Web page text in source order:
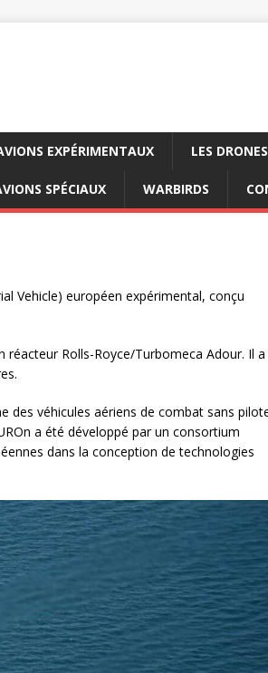
EXPÉRIMENTAUX LES DRONES
SPÉCIAUX WARBIRDS
Vehicle) européen expérimental, conçu
réacteur Rolls-Royce/Turbomeca Adour. Il a
des véhicules aériens de combat sans
a été développé par un consortium
dans la conception de technologies